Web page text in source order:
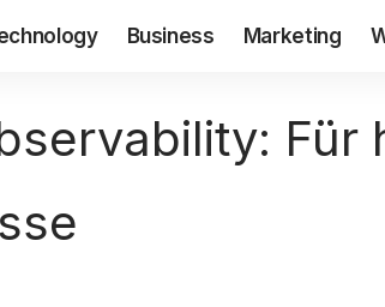
Business Marketing